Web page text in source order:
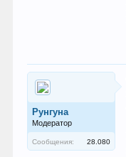
Рунгуна
Модератор
Сообщения: 28.080